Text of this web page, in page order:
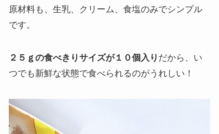
原材料も、生乳、クリーム、食塩のみでシンプル
です。
２５ｇの食べきりサイズが１０個入り だから、い
つでも新鮮な状態で食べられるのがうれしい！